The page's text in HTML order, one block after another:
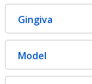
Gingiva
Model